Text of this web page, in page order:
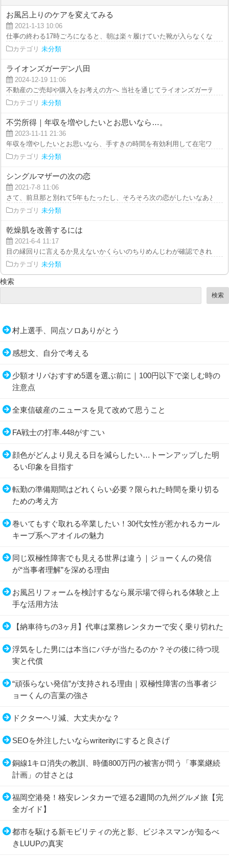
お風呂上りのケアを変えてみる
2021-1-13 10:06
仕事の終わる17時ごろになると、朝は楽々履けていた靴が入らなくなると
カテゴリ 未分類
ライオンズガーデン八田
2024-12-19 11:06
不動産のご売却や購入をお考えの方へ 当社を通じてライオンズガーデン
カテゴリ 未分類
不労所得｜年収を増やしたいとお思いなら…。
2023-11-11 21:36
年収を増やしたいとお思いなら、手すきの時間を有効利用して在宅ワーク
カテゴリ 未分類
シングルマザーの次の恋
2021-7-8 11:06
さて、前旦那と別れて5年もたったし、そろそろ次の恋がしたいなあと。
カテゴリ 未分類
乾燥肌を改善するには
2021-6-4 11:17
目の縁回りに言えるか見えないかくらいのちりめんじわが確認できれば、
カテゴリ 未分類
検索
検索
村上選手、同点ソロありがとう
感想文、自分で考える
少額オリパおすすめ5選を選ぶ前に｜100円以下で楽しむ時の
注意点
全東信破産のニュースを見て改めて思うこと
FA戦士の打率.448がすごい
顔色がどんより見える日を減らしたい…トーンアップした明
るい印象を目指す
転勤の準備期間はどれくらい必要？限られた時間を乗り切る
ための考え方
巻いてもすぐ取れる卒業したい！30代女性が惹かれるカール
キープ系ヘアオイルの魅力
同じ双極性障害でも見える世界は違う｜ジョーくんの発信
が“当事者理解”を深める理由
お風呂リフォームを検討するなら展示場で得られる体験と上
手な活用方法
【納車待ちの3ヶ月】代車は業務レンタカーで安く乗り切れた
浮気をした男には本当にバチが当たるのか？その後に待つ現
実と代償
“頑張らない発信”が支持される理由｜双極性障害の当事者ジ
ョーくんの言葉の強さ
ドクターヘリ減、大丈夫かな？
SEOを外注したいならwriterityにすると良さげ
銅線1キロ消失の教訓、時価800万円の被害が問う「事業継続
計画」の甘さとは
福岡空港発！格安レンタカーで巡る2週間の九州グルメ旅【完
全ガイド】
都市を駆ける新モビリティの光と影、ビジネスマンが知るべ
きLUUPの真実